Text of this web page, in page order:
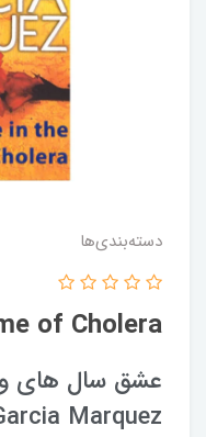
دسته‌بندی‌ها
of Cholera
عشق سال های
Marquez